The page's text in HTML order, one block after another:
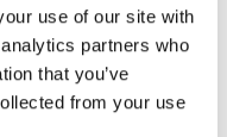
use of our site with
partners who
that you’ve
from your use